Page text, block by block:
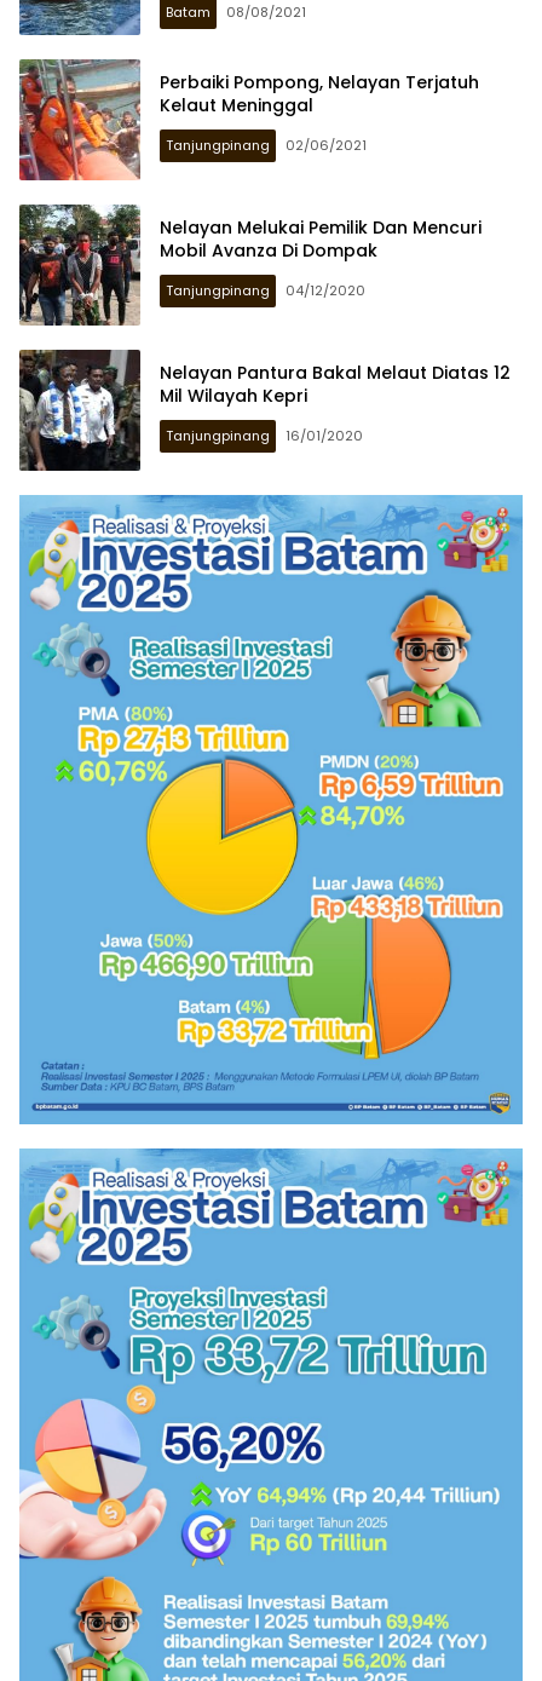
Batam 08/08/2021
Perbaiki Pompong, Nelayan Terjatuh
Kelaut Meninggal
Tanjungpinang 02/06/2021
Nelayan Melukai Pemilik Dan Mencuri
Mobil Avanza Di Dompak
Tanjungpinang 04/12/2020
Nelayan Pantura Bakal Melaut Diatas 12
Mil Wilayah Kepri
Tanjungpinang 16/01/2020